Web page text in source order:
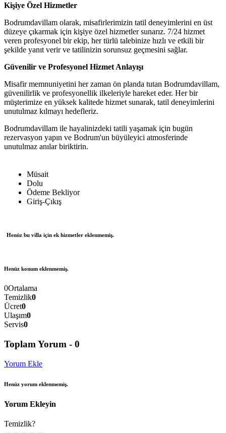
Kişiye Özel Hizmetler
Bodrumdavillam olarak, misafirlerimizin tatil deneyimlerini en üst
düzeye çıkarmak için kişiye özel hizmetler sunarız. 7/24 hizmet
veren profesyonel bir ekip, her türlü talebinize hızlı ve etkili bir
şekilde yanıt verir ve tatilinizin sorunsuz geçmesini sağlar.
Güvenilir ve Profesyonel Hizmet Anlayışı
Misafir memnuniyetini her zaman ön planda tutan Bodrumdavillam,
güvenilirlik ve profesyonellik ilkeleriyle hareket eder. Her bir
müşterimize en yüksek kalitede hizmet sunarak, tatil deneyimlerini
unutulmaz kılmayı hedefleriz.
Bodrumdavillam ile hayalinizdeki tatili yaşamak için bugün
rezervasyon yapın ve Bodrum'un büyüleyici atmosferinde
unutulmaz anılar biriktirin.
Müsait
Dolu
Ödeme Bekliyor
Giriş-Çıkış
Henüz bu villa için ek hizmetler eklenmemiş.
Henüz konum eklenmemiş.
0Ortalama
Temizlik0
Ücret0
Ulaşım0
Servis0
Toplam Yorum - 0
Yorum Ekle
Henüz yorum eklenmemiş.
Yorum Ekleyin
Temizlik?